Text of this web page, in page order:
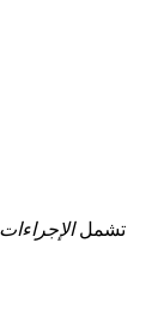
تشمل